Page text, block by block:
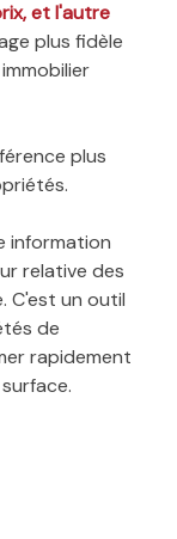
et l'autre
plus fidèle
plus
information
relative des
C'est un outil
de
rapidement